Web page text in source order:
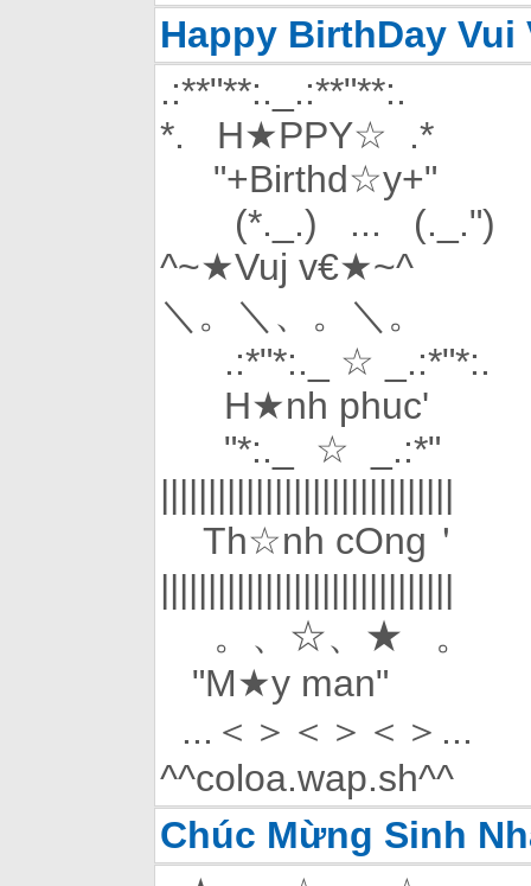
Happy BirthDay Vui
.:**"**:._.:**"**:.
*. H★PPY☆ .*
"+Birthd☆y+"
(*._.) ... (._.")
^~★Vuj v€★~^
＼。＼、。＼。
.:*"*:._ ☆ _.:*"*:.
H★nh phuc'
"*:._ ☆ _.:*"
|||||||||||||||||||||||||||||||
Th☆nh cOng＇
|||||||||||||||||||||||||||||||
。、☆、★ 。
"M★y man"
...＜＞＜＞＜＞...
^^coloa.wap.sh^^
Chúc Mừng Sinh